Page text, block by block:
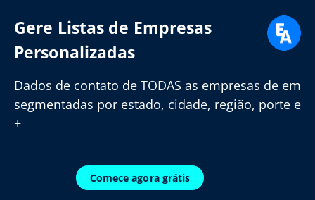
Gere Listas de Empresas
Personalizadas
Dados de contato de TODAS as empresas de em
segmentadas por estado, cidade, região, porte e
+
Comece agora grátis